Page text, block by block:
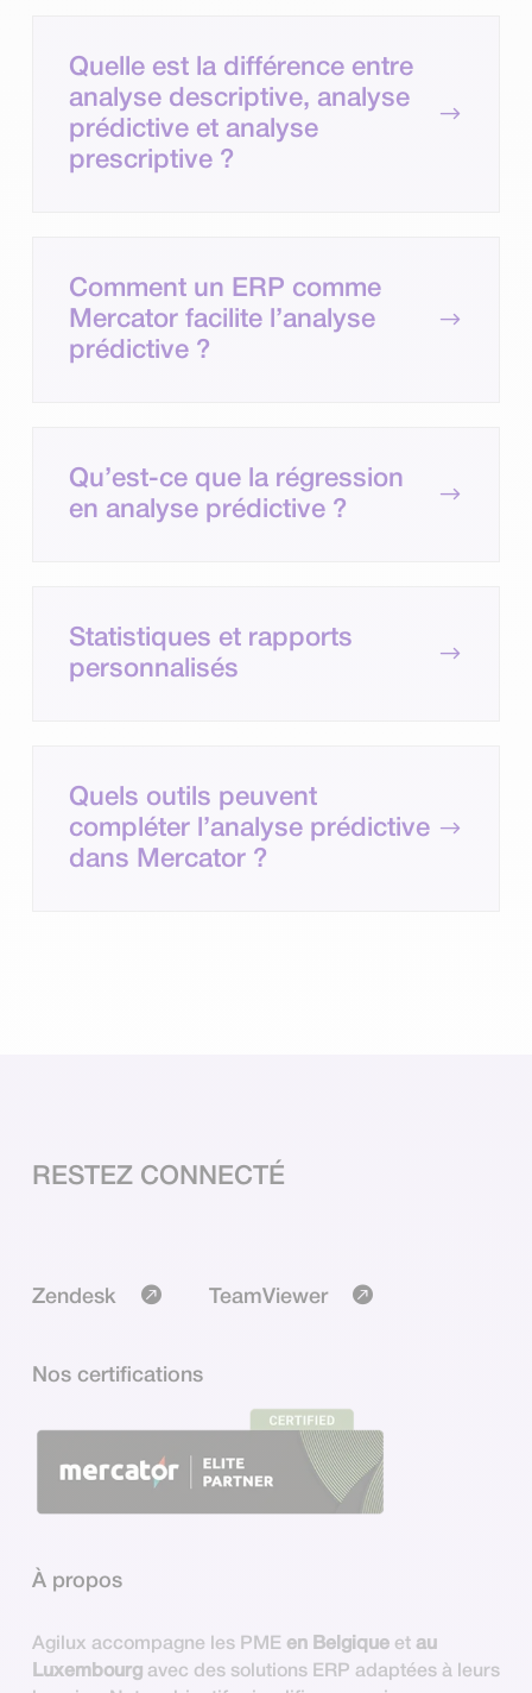
Quelle est la différence entre
analyse descriptive, analyse
prédictive et analyse
prescriptive ?
$
Comment un ERP comme
Mercator facilite l’analyse
prédictive ?
$
Qu’est-ce que la régression
en analyse prédictive ?
$
Statistiques et rapports
personnalisés
$
Quels outils peuvent
compléter l’analyse prédictive
dans Mercator ?
$
RESTEZ CONNECTÉ
Zendesk TeamViewer
Nos certifications
À propos
Agilux accompagne les PME en Belgiqueet au
Luxembourgavec des solutions ERP adaptées à leurs